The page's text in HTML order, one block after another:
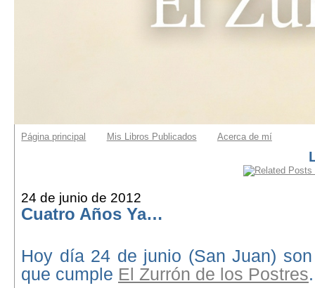
Página principal Mis Libros Publicados Acerca de mí
24 de junio de 2012
Cuatro Años Ya…
Hoy día 24 de junio (San Juan)
que cumple El Zurrón de los Postres.